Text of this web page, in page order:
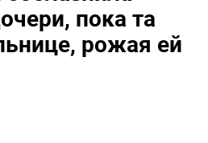
пока та
рожая ей